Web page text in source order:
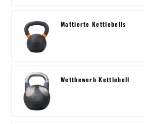
Mattierte Kettlebells
Wettbewerb Kettlebell